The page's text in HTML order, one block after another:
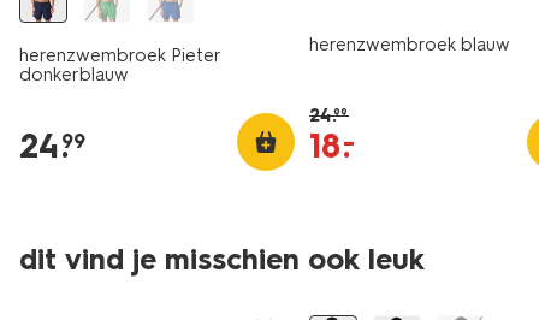
herenzwembroek Pieter
donkerblauw
24.
99
herenzwembroek blauw
24.99
18.
–
dit vind je misschien ook leuk
korting korting